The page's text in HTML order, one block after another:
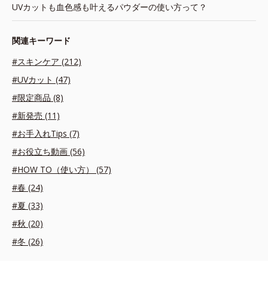
UVカットも血色感も叶えるパウダーの使い方って？
関連キーワード
#スキンケア (212)
#UVカット (47)
#限定商品 (8)
#新発売 (11)
#お手入れTips (7)
#お役立ち動画 (56)
#HOW TO（使い方） (57)
#春 (24)
#夏 (33)
#秋 (20)
#冬 (26)